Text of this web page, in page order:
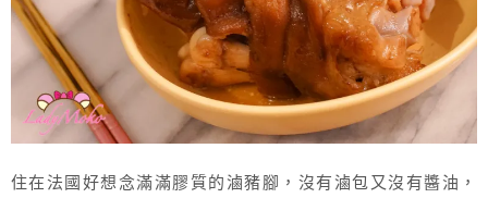
住在法國好想念滿滿膠質的滷豬腳，沒有滷包又沒有醬油，